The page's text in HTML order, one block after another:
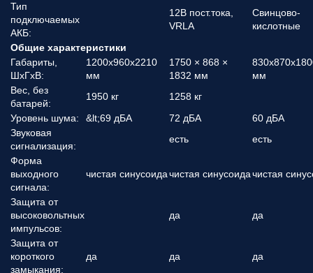
Тип
подключаемых
АКБ:
12В пост.тока,
VRLA
Свинцово-
кислотные
Общие характеристики
Габариты,
ШхГхВ:
1200х960х2210
мм
1750 × 868 ×
1832 мм
мм
Вес, без
батарей:
1950 кг
1258 кг
Уровень шума:
&lt;69 дБА 72 дБА
60 дБА
Звуковая
сигнализация:
есть
есть
Форма
выходного
сигнала:
чистая синусоидачистая синусоидачистая
Защита от
высоковольтных
импульсов:
да да
Защита от
короткого
замыкания:
да да да